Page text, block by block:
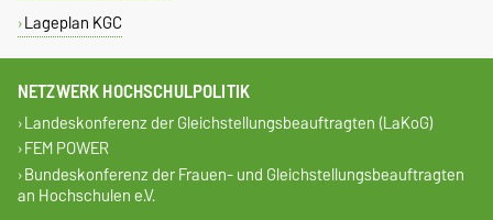
Lageplan KGC
NETZWERK HOCHSCHULPOLITIK
Landeskonferenz der Gleichstellungsbeauftragten (LaKoG)
FEM POWER
Bundeskonferenz der Frauen- und Gleichstellungsbeauftragten
an Hochschulen e.V.